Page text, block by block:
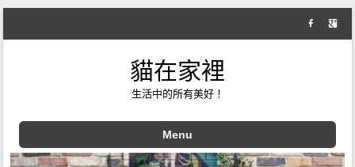
貓在家裡
生活中的所有美好！
Menu
Skip to content